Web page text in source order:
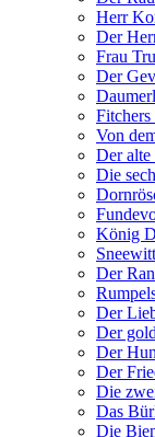
Herr
Der
Frau
Der
Fitchers
Von
Der alte
Die
König
Der
Der
Der
Der
Der
Die
Das
Die